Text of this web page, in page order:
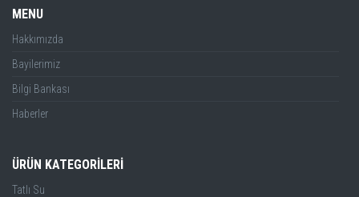
MENU
Hakkımızda
Bayilerimiz
Bilgi Bankası
Haberler
ÜRÜN KATEGORİLERİ
Tatlı Su